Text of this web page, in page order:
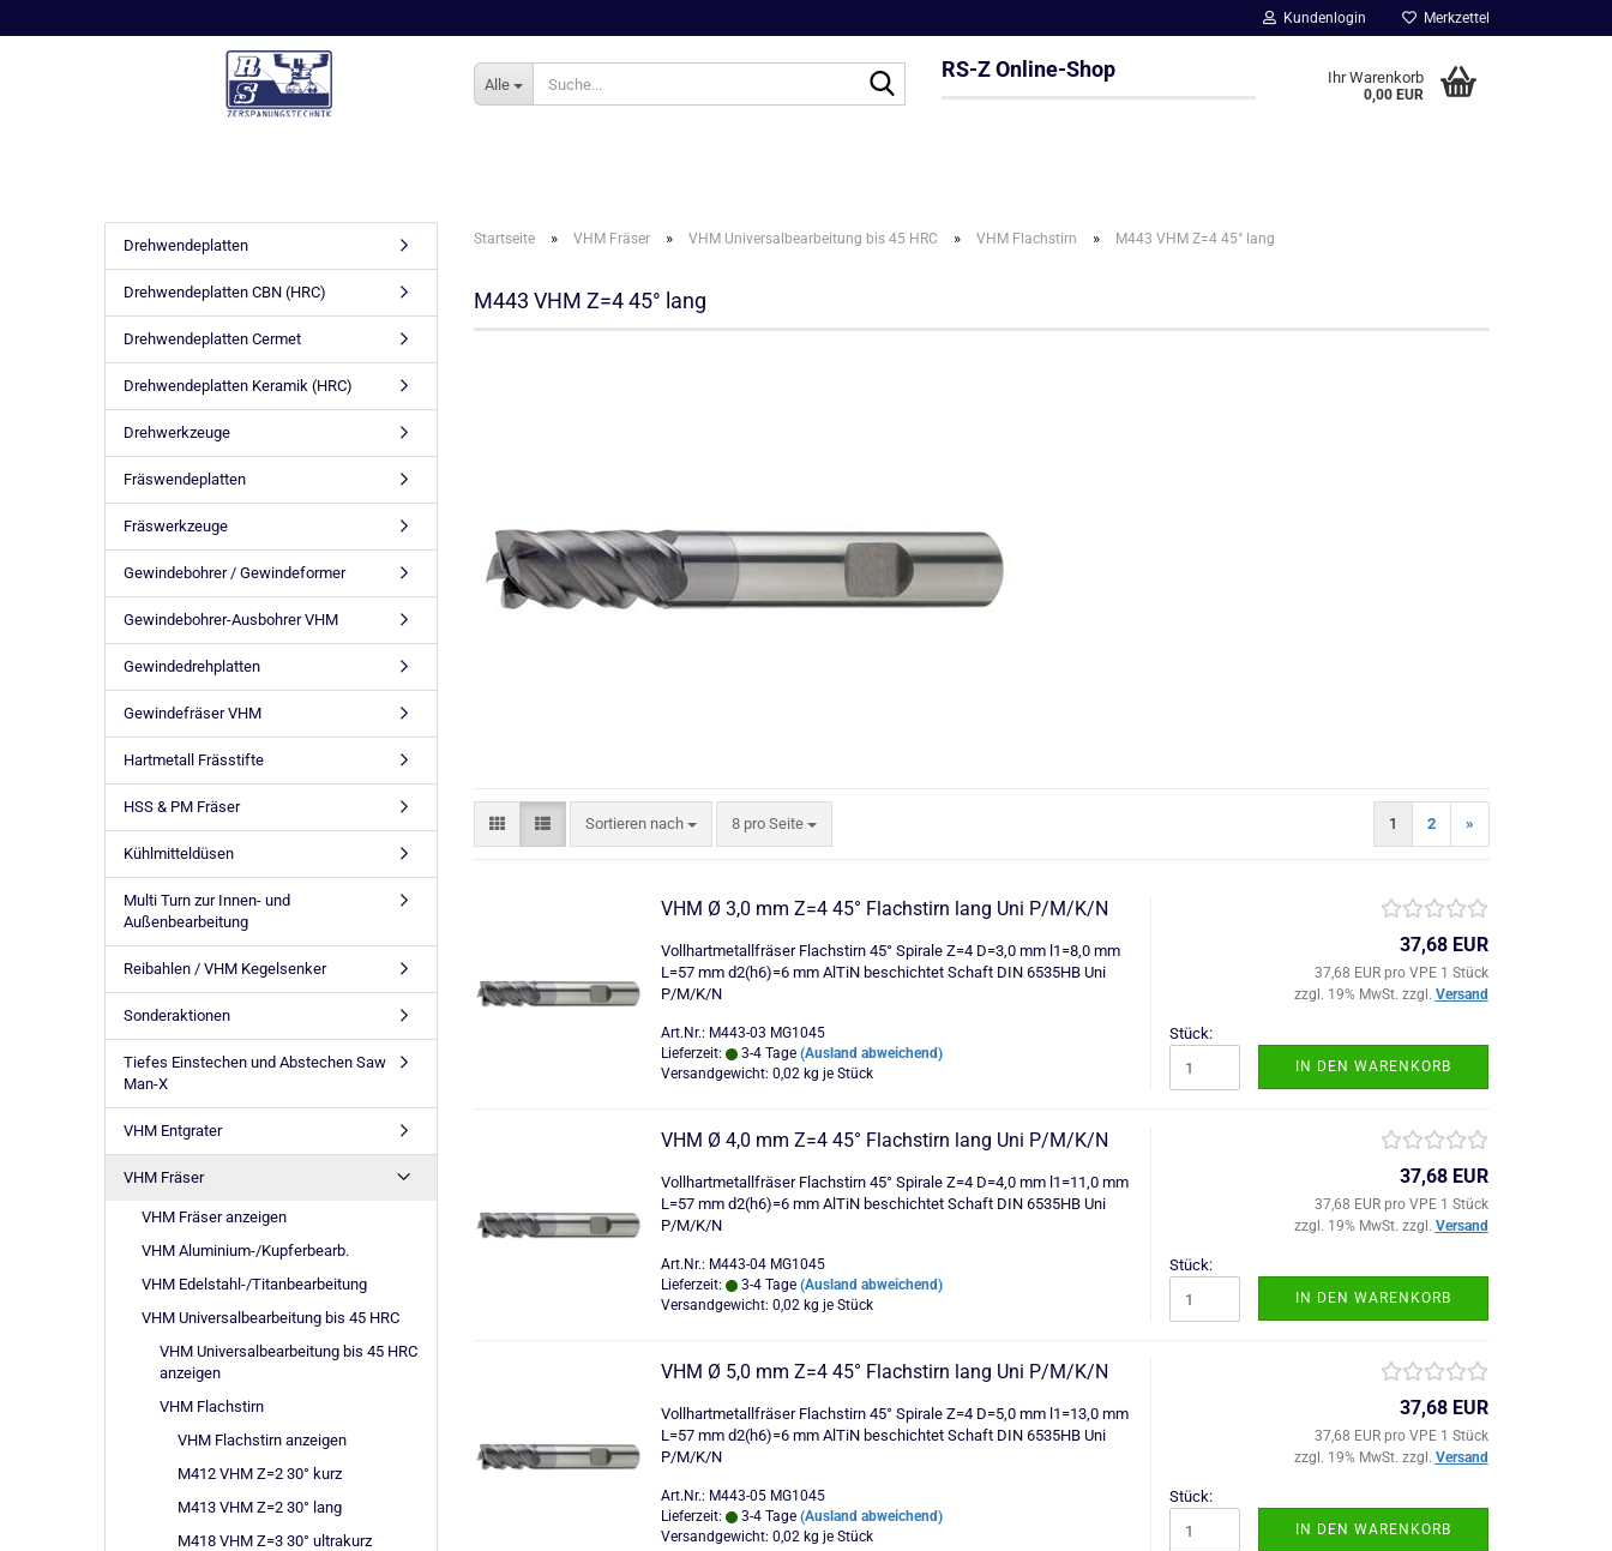
Kundenlogin Merkzettel
Alle
Suche...RS-Z Online-Shop Ihr Warenkorb
0,00 EUR
Startseite » VHM Fräser » VHM Universalbearbeitung bis 45 HRC » VHM Flachstirn » M443 VHM Z=4 45° lang
M443 VHM Z=4 45° lang
Sortieren nach
Sortieren nach 8 pro Seite
pro Seite 1 2 »
VHM Ø 3,0 mm Z=4 45° Flachstirn lang Uni P/M/K/N
Vollhartmetallfräser Flachstirn 45° Spirale Z=4 D=3,0 mm l1=8,0 mm
L=57 mm d2(h6)=6 mm AlTiN beschichtet Schaft DIN 6535HB Uni
P/M/K/N
Art.Nr.: M443-03 MG1045
Lieferzeit:
3-4 Tage (Ausland abweichend)
Versandgewicht: 0,02kg je Stück
37,68 EUR
37,68 EUR pro VPE 1 Stück
zzgl. 19% MwSt. zzgl. Versand
Stück:
IN DEN WARENKORB
VHM Ø 4,0 mm Z=4 45° Flachstirn lang Uni P/M/K/N
Vollhartmetallfräser Flachstirn 45° Spirale Z=4 D=4,0 mm l1=11,0 mm
L=57 mm d2(h6)=6 mm AlTiN beschichtet Schaft DIN 6535HB Uni
P/M/K/N
Art.Nr.: M443-04 MG1045
Lieferzeit:
3-4 Tage (Ausland abweichend)
Versandgewicht: 0,02kg je Stück
37,68 EUR
37,68 EUR pro VPE 1 Stück
zzgl. 19% MwSt. zzgl. Versand
Stück:
IN DEN WARENKORB
VHM Ø 5,0 mm Z=4 45° Flachstirn lang Uni P/M/K/N
Vollhartmetallfräser Flachstirn 45° Spirale Z=4 D=5,0 mm l1=13,0 mm
L=57 mm d2(h6)=6 mm AlTiN beschichtet Schaft DIN 6535HB Uni
P/M/K/N
Art.Nr.: M443-05 MG1045
Lieferzeit:
3-4 Tage (Ausland abweichend)
Versandgewicht: 0,02kg je Stück
37,68 EUR
37,68 EUR pro VPE 1 Stück
zzgl. 19% MwSt. zzgl. Versand
Stück:
IN DEN WARENKORB
Drehwendeplatten
Drehwendeplatten CBN (HRC)
Drehwendeplatten Cermet
Drehwendeplatten Keramik (HRC)
Drehwerkzeuge
Fräswendeplatten
Fräswerkzeuge
Gewindebohrer / Gewindeformer
Gewindebohrer-Ausbohrer VHM
Gewindedrehplatten
Gewindefräser VHM
Hartmetall Frässtifte
HSS & PM Fräser
Kühlmitteldüsen
Multi Turn zur Innen- und
Außenbearbeitung
Reibahlen / VHM Kegelsenker
Sonderaktionen
Tiefes Einstechen und Abstechen Saw
Man-X
VHM Entgrater
VHM Fräser
VHM Fräser anzeigen
VHM Aluminium-/Kupferbearb.
VHM Edelstahl-/Titanbearbeitung
VHM Universalbearbeitung bis 45 HRC
VHM Universalbearbeitung bis 45 HRC
anzeigen
VHM Flachstirn
VHM Flachstirn anzeigen
M412 VHM Z=2 30° kurz
M413 VHM Z=2 30° lang
M418 VHM Z=3 30° ultrakurz